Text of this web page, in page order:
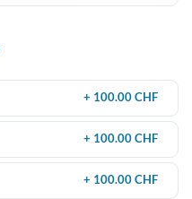
+ 100.00 CHF
+ 100.00 CHF
+ 100.00 CHF